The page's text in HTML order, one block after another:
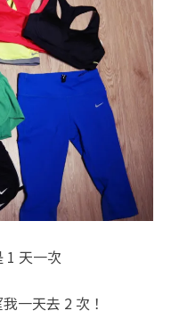
1 天一次
一天去 2 次！